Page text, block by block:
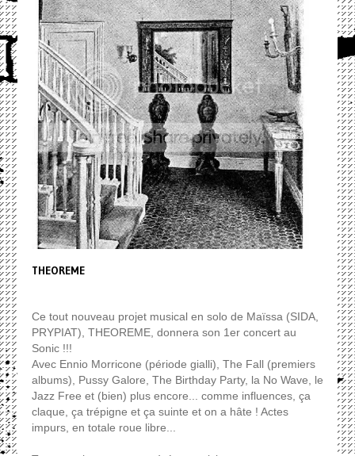
THEOREME
Ce tout nouveau projet musical en solo de Maïssa (SIDA,
PRYPIAT), THEOREME, donnera son 1er concert au
Sonic !!!
Avec Ennio Morricone (période gialli), The Fall (premiers
albums), Pussy Galore, The Birthday Party, la No Wave, le
Jazz Free et (bien) plus encore... comme influences, ça
claque, ça trépigne et ça suinte et on a hâte ! Actes
impurs, en totale roue libre...